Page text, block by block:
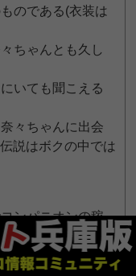
のである(衣装は
ちゃんとも久し
いても聞こえる
々ちゃんに出会
説はボクの中では
ンパニオンの稼
「レアキャラ」